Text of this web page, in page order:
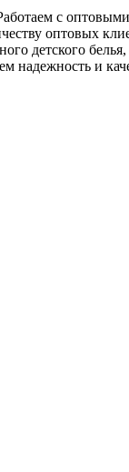
с
оптовых
детского белья,
надежность и